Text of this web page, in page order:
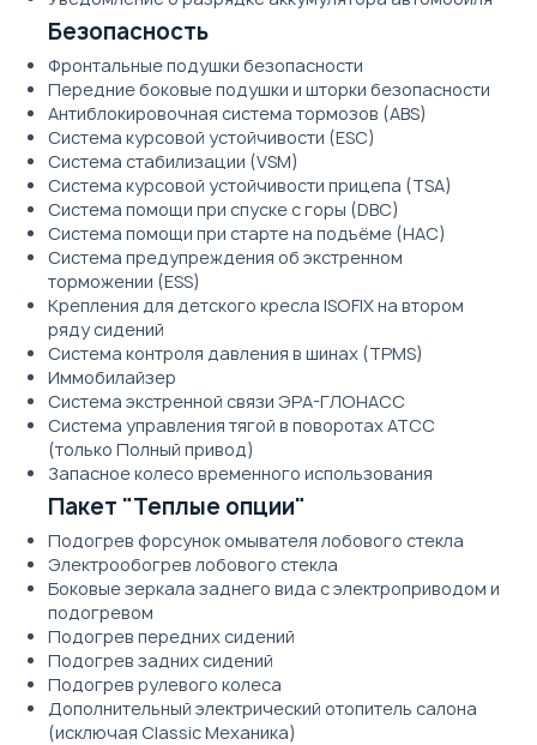
Безопасность
Фронтальные подушки безопасности
Передние боковые подушки и шторки безопасности
Антиблокировочная система тормозов (ABS)
Система курсовой устойчивости (ESC)
Система стабилизации (VSM)
Система курсовой устойчивости прицепа (TSA)
Система помощи при спуске с горы (DBC)
Система помощи при старте на подъёме (HAC)
Система предупреждения об экстренном
торможении (ESS)
Крепления для детского кресла ISOFIX на втором
ряду сидений
Система контроля давления в шинах (TPMS)
Иммобилайзер
Система экстренной связи ЭРА-ГЛОНАСС
Система управления тягой в поворотах ATCC
(только Полный привод)
Запасное колесо временного использования
Пакет "Теплые опции"
Подогрев форсунок омывателя лобового стекла
Электрообогрев лобового стекла
Боковые зеркала заднего вида с электроприводом и
подогревом
Подогрев передних сидений
Подогрев задних сидений
Подогрев рулевого колеса
Дополнительный электрический отопитель салона
(исключая Classic Механика)